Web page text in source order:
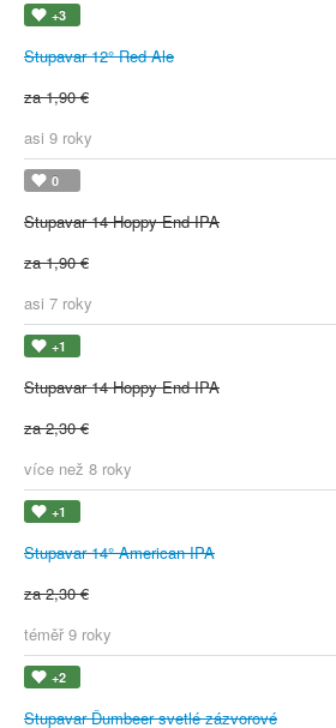
+3
Stupavar 12° Red Ale
za 1,90 €
asi 9 roky
0
Stupavar 14 Hoppy End IPA
za 1,90 €
asi 7 roky
+1
Stupavar 14 Hoppy End IPA
za 2,30 €
více než 8 roky
+1
Stupavar 14° American IPA
za 2,30 €
téměř 9 roky
+2
Stupavar Ďumbeer svetlé zázvorové